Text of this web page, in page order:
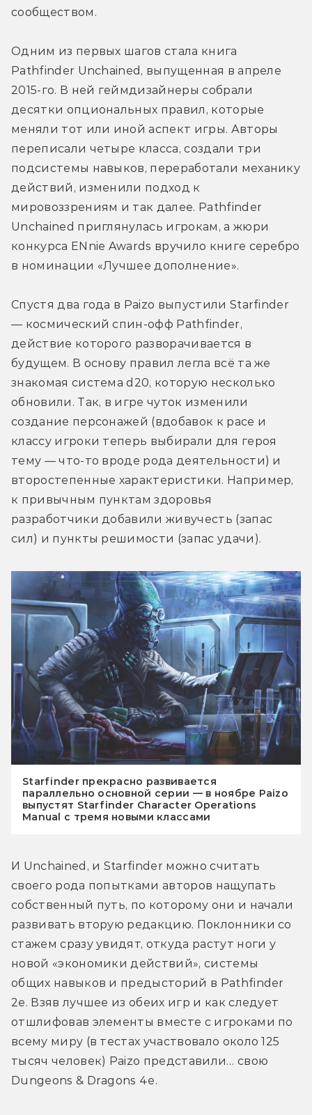
сообществом.
Одним из первых шагов стала книга
Pathfinder Unchained, выпущенная в апреле
2015-го. В ней геймдизайнеры собрали
десятки опциональных правил, которые
меняли тот или иной аспект игры. Авторы
переписали четыре класса, создали три
подсистемы навыков, переработали механику
действий, изменили подход к
мировоззрениям и так далее. Pathfinder
Unchained приглянулась игрокам, а жюри
конкурса ENnie Awards вручило книге серебро
в номинации «Лучшее дополнение».
Спустя два года в Paizo выпустили Starfinder
— космический спин-офф Pathfinder,
действие которого разворачивается в
будущем. В основу правил легла всё та же
знакомая система d20, которую несколько
обновили. Так, в игре чуток изменили
создание персонажей (вдобавок к расе и
классу игроки теперь выбирали для героя
тему — что-то вроде рода деятельности) и
второстепенные характеристики. Например,
к привычным пунктам здоровья
разработчики добавили живучесть (запас
сил) и пункты решимости (запас удачи).
Starfinder прекрасно развивается
параллельно основной серии — в ноябре Paizo
выпустят Starfinder Character Operations
Manual с тремя новыми классами
И Unchained, и Starfinder можно считать
своего рода попытками авторов нащупать
собственный путь, по которому они и начали
развивать вторую редакцию. Поклонники со
стажем сразу увидят, откуда растут ноги у
новой «экономики действий», системы
общих навыков и предысторий в Pathfinder
2e. Взяв лучшее из обеих игр и как следует
отшлифовав элементы вместе с игроками по
всему миру (в тестах участвовало около 125
тысяч человек) Paizo представили… свою
Dungeons & Dragons 4e.